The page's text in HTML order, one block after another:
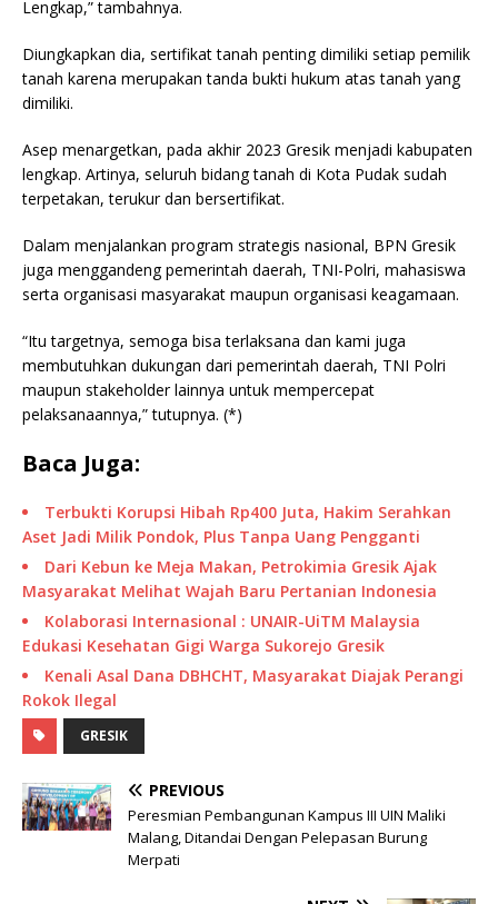
Lengkap,” tambahnya.
Diungkapkan dia, sertifikat tanah penting dimiliki setiap pemilik
tanah karena merupakan tanda bukti hukum atas tanah yang
dimiliki.
Asep menargetkan, pada akhir 2023 Gresik menjadi kabupaten
lengkap. Artinya, seluruh bidang tanah di Kota Pudak sudah
terpetakan, terukur dan bersertifikat.
Dalam menjalankan program strategis nasional, BPN Gresik
juga menggandeng pemerintah daerah, TNI-Polri, mahasiswa
serta organisasi masyarakat maupun organisasi keagamaan.
“Itu targetnya, semoga bisa terlaksana dan kami juga
membutuhkan dukungan dari pemerintah daerah, TNI Polri
maupun stakeholder lainnya untuk mempercepat
pelaksanaannya,” tutupnya. (*)
Baca Juga:
Terbukti Korupsi Hibah Rp400 Juta, Hakim Serahkan
Aset Jadi Milik Pondok, Plus Tanpa Uang Pengganti
Dari Kebun ke Meja Makan, Petrokimia Gresik Ajak
Masyarakat Melihat Wajah Baru Pertanian Indonesia
Kolaborasi Internasional : UNAIR-UiTM Malaysia
Edukasi Kesehatan Gigi Warga Sukorejo Gresik
Kenali Asal Dana DBHCHT, Masyarakat Diajak Perangi
Rokok Ilegal
GRESIK
PREVIOUS
Peresmian Pembangunan Kampus III UIN Maliki
Malang, Ditandai Dengan Pelepasan Burung
Merpati